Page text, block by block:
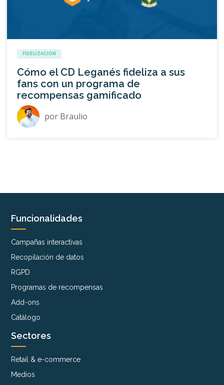
FIDELIZACIÓN
Cómo el CD Leganés fideliza a sus
fans con un programa de
recompensas gamificado
por Braulio
Funcionalidades
Campañas interactivas
Recopilación de datos
RGPD
Programas de recompensas
Add-ons
Catálogo
Sectores
Retail & e-commerce
Medios